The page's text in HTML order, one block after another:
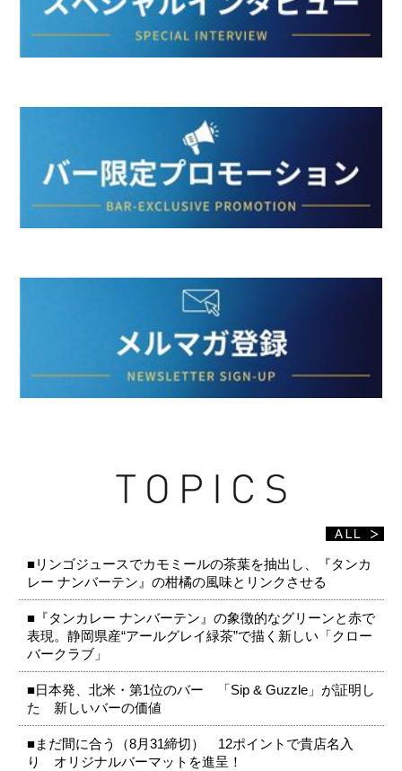
■リンゴジュースでカモミールの茶葉を抽出し、『タンカ
レー ナンバーテン』の柑橘の風味とリンクさせる
■『タンカレー ナンバーテン』の象徴的なグリーンと赤で
表現。静岡県産“アールグレイ緑茶”で描く新しい「クロー
バークラブ」
■日本発、北米・第1位のバー 「Sip & Guzzle」が証明し
た 新しいバーの価値
■まだ間に合う（8月31締切） 12ポイントで貴店名入
り オリジナルバーマットを進呈！